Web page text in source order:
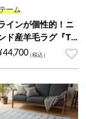
ーム
インが個性的！ニ
ド産羊毛ラグ『TE
44,700